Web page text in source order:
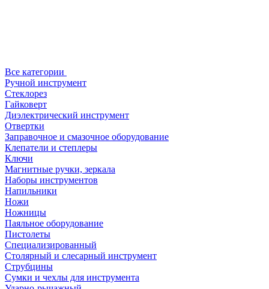
Все категории
Ручной инструмент
Стеклорез
Гайковерт
Диэлектрический инструмент
Отвертки
Заправочное и смазочное оборудование
Клепатели и степлеры
Ключи
Магнитные ручки, зеркала
Наборы инструментов
Напильники
Ножи
Ножницы
Паяльное оборудование
Пистолеты
Специализированный
Столярный и слесарный инструмент
Струбцины
Сумки и чехлы для инструмента